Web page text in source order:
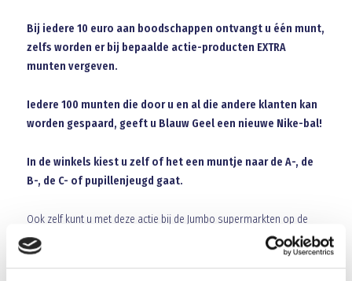
Bij iedere 10 euro aan boodschappen ontvangt u één munt,
zelfs worden er bij bepaalde actie-producten EXTRA
munten vergeven.
Iedere 100 munten die door u en al die andere klanten kan
worden gespaard, geeft u Blauw Geel een nieuwe Nike-bal!
In de winkels kiest u zelf of het een muntje naar de A-, de
B-, de C- of pupillenjeugd gaat.
Ook zelf kunt u met deze actie bij de Jumbo supermarkten op de
Boekt en de Bunders, zelf in de prijzen vallen.